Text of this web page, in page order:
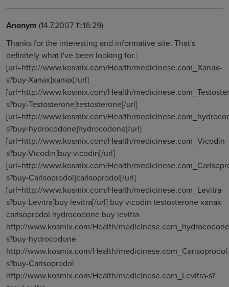
Anonym (14.7.2007 11:16:29)
Thanks for the interesting and informative site. That's
definitely what I've been looking for.:
[url=http://www.kosmix.com/Health/medicinese.com_Xanax-
s?buy-Xanax]xanax[/url]
[url=http://www.kosmix.com/Health/
s?buy-Testosterone]testosterone[/url]
[url=http://www.kosmix.com/Health/
s?buy-hydrocodone]hydrocodone[/url]
[url=http://www.kosmix.com/Health/medicinese.com_Vicodin-
s?buy-Vicodin]buy vicodin[/url]
[url=http://www.kosmix.com/Health/
s?buy-Carisoprodol]carisoprodol[/url]
[url=http://www.kosmix.com/Health/medicinese.com_Levitra-
s?buy-Levitra]buy levitra[/url] buy vicodin testosterone xanax
carisoprodol hydrocodone buy levitra
http://www.kosmix.com/Health/
s?buy-hydrocodone
http://www.kosmix.com/Health/
s?buy-Carisoprodol
http://www.kosmix.com/Health/medicinese.com_Levitra-s?